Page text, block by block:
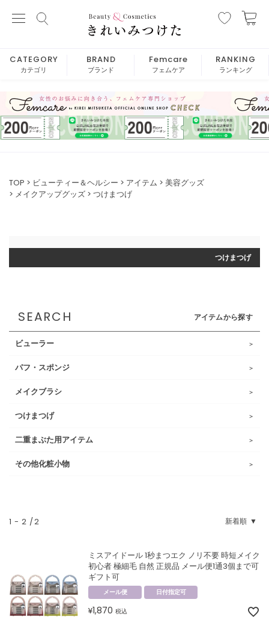
CATEGORY
カテゴリ
BRAND
ブランド
Femcare
フェムケア
RANKING
ランキング
TOP ビューティー＆ヘルシー アイテム
美容グッズ
メイクアップグッズ
つけまつげ
つけまつげ
SEARCH アイテムから探す
ビューラー
パフ・スポンジ
メイクブラシ
つけまつげ
二重まぶた用アイテム
その他化粧小物
新着順
1 - 2 2
ミスアイドール 1秒まつエク ノリ不要 時短メイク
初心者 極細毛 自然 正規品 メール便1通3個まで可
ギフト可
メール便 日付指定可
¥1,870 税込